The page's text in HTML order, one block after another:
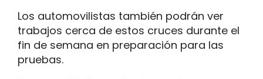
Los automovilistas también podrán ver
trabajos cerca de estos cruces durante el
fin de semana en preparación para las
pruebas.